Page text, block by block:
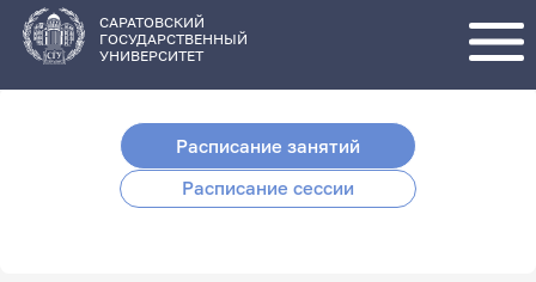
основному
содержанию
САРАТОВСКИЙ
ГОСУДАРСТВЕННЫЙ
УНИВЕРСИТЕТ
Расписание занятий
Расписание сессии